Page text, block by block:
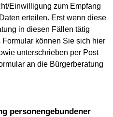
Einwilligung zum Empfang
erteilen. Erst wenn diese
in diesen Fällen tätig
können Sie sich hier
unterschrieben per Post
an die Bürgerberatung
personengebundener